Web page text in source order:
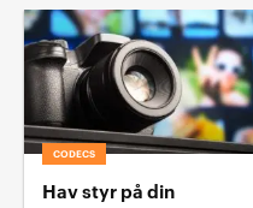
CODECS
Hav styr på din